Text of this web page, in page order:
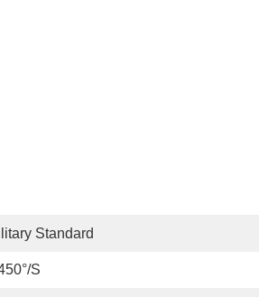
Standard
s